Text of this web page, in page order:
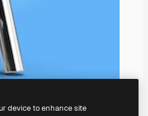
device to enhance site